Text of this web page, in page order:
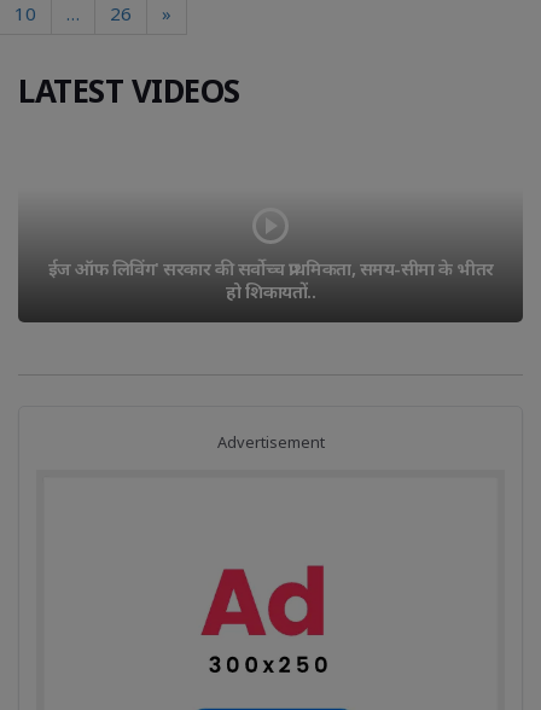
10
… 26 »
LATEST VIDEOS
दुष्कर्म के अभियुक्त को पुलिस ने किया गिरफ्तार
Advertisement